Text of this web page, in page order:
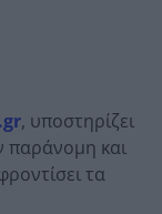
, υποστηρίζει
παράνομη και
τα